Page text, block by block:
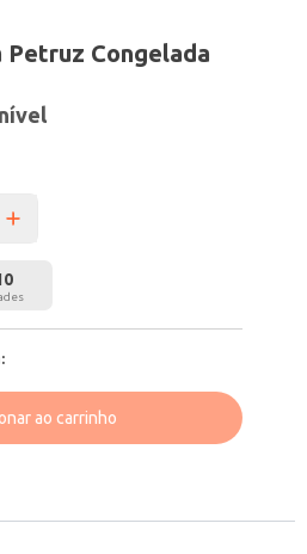
Petruz Congelada
ao carrinho